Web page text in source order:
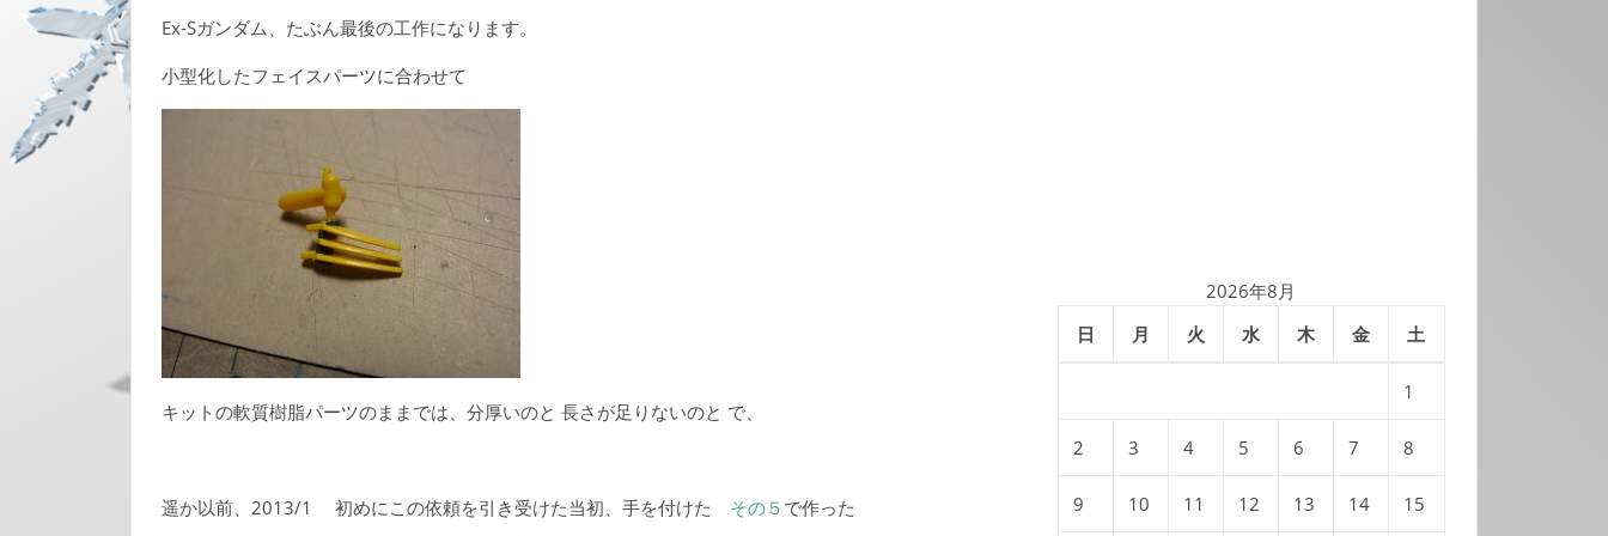
Ex-Sガンダム、たぶん最後の工作になります。
小型化したフェイスパーツに合わせて
キットの軟質樹脂パーツのままでは、分厚いのと 長さが足りないのと で、
遥か以前、2013/1 初めにこの依頼を引き受けた当初、手を付けた その５ で作った
2026年8月
日
月 火 水 木 金 土
1
2 3 4 5 6 7 8
9 10 11 12 13 14 15